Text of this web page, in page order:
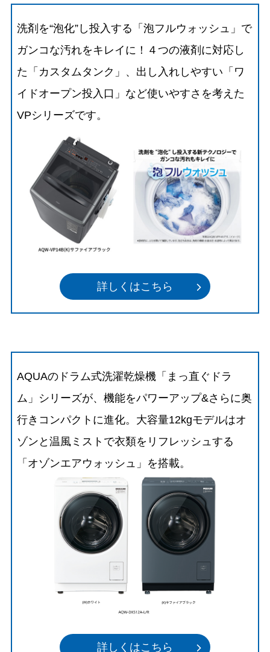
洗剤を“泡化”し投入する「泡フルウォッシュ」で
ガンコな汚れをキレイに！４つの液剤に対応し
た「カスタムタンク」、出し入れしやすい「ワ
イドオープン投入口」など使いやすさを考えた
VPシリーズです。
詳しくはこちら
AQUAのドラム式洗濯乾燥機「まっ直ぐドラ
ム」シリーズが、機能をパワーアップ&さらに奥
行きコンパクトに進化。大容量12kgモデルはオ
ゾンと温風ミストで衣類をリフレッシュする
「オゾンエアウォッシュ」を搭載。
詳しくはこちら